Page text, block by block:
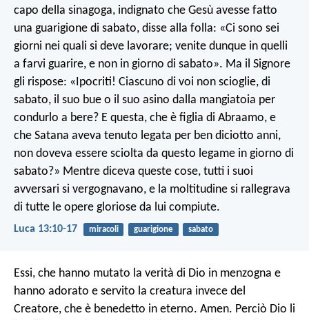
capo della sinagoga, indignato che Gesù avesse fatto
una guarigione di sabato, disse alla folla: «Ci sono sei
giorni nei quali si deve lavorare; venite dunque in quelli
a farvi guarire, e non in giorno di sabato». Ma il Signore
gli rispose: «Ipocriti! Ciascuno di voi non scioglie, di
sabato, il suo bue o il suo asino dalla mangiatoia per
condurlo a bere? E questa, che è figlia di Abraamo, e
che Satana aveva tenuto legata per ben diciotto anni,
non doveva essere sciolta da questo legame in giorno di
sabato?» Mentre diceva queste cose, tutti i suoi
avversari si vergognavano, e la moltitudine si rallegrava
di tutte le opere gloriose da lui compiute.
Luca 13:10-17 miracoli guarigione sabato
Essi, che hanno mutato la verità di Dio in menzogna e
hanno adorato e servito la creatura invece del
Creatore, che è benedetto in eterno. Amen. Perciò Dio li